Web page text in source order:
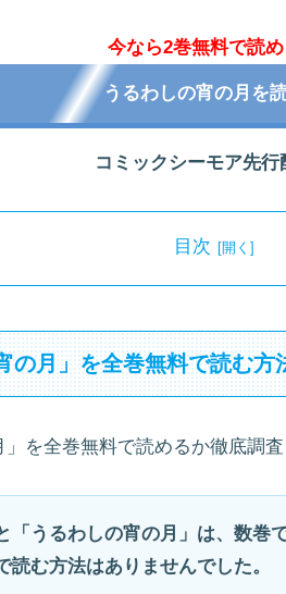
今なら2巻無料で読め
うるわしの宵の月を
コミックシーモア先行
目次
の月」を全巻無料で読む方
を全巻無料で読めるか徹底調査
「うるわしの宵の月」は、数巻
読む方法はありませんでした。